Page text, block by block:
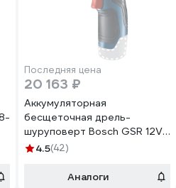
Последняя цена
20 163 ₽
Аккумуляторная
бесщеточная дрель-
шуруповерт Bosch GSR 12V-
35 Solo 0.601.9H8.000
4.5(42)
Аналоги